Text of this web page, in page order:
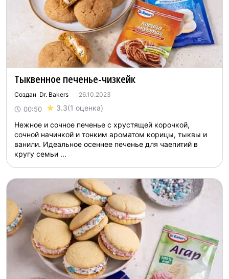
Тыквенное печенье-чизкейк
Создан Dr. Bakers 26.10.2023
00:50 3.3(1 оценка)
Нежное и сочное печенье с хрустящей корочкой,
сочной начинкой и тонким ароматом корицы, тыквы и
ванили. Идеальное осеннее печенье для чаепитий в
кругу семьи ...